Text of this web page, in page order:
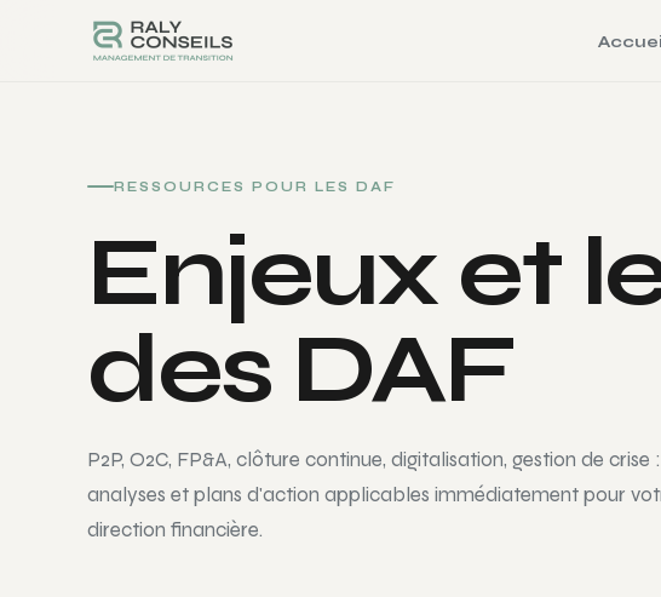
Accueil
RESSOURCES POUR LES DAF
Enjeux et
des DAF
P2P, O2C, FP&A, clôture continue, digitalisation, gestion de crise
analyses et plans d'action applicables immédiatement pour
direction financière.